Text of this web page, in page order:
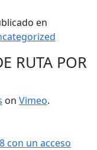
en
RUTA POR
on Vimeo.
con un acceso